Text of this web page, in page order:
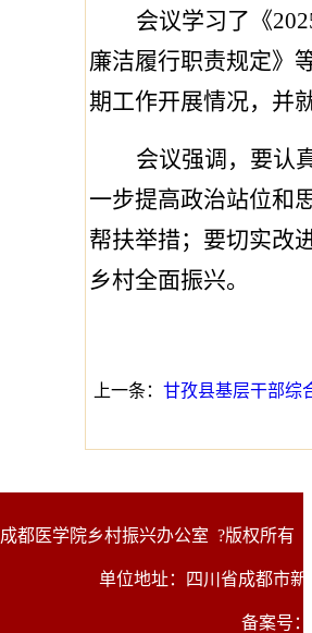
会议学习了 《
廉洁履行职责规定》
期工作开展情况，并
会议强调，要认
一步提高政治站位和
帮扶举措；要切实改
乡村全面振兴。
上一条： 甘孜县基层干部综
成都医学院乡村振兴办公室 ?版权所有
单位地址：四川省成都市
备案号